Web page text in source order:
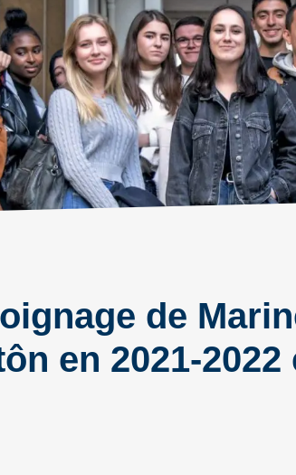
de
en 2021-2022